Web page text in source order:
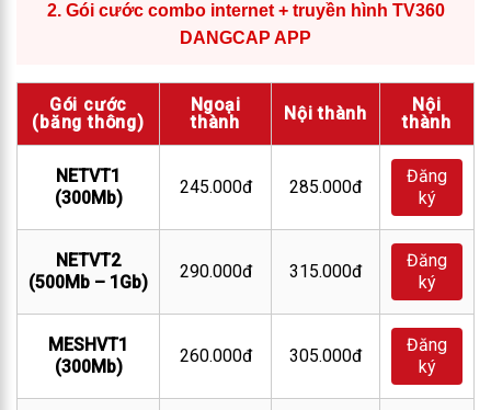
2. Gói cước combo internet + truyền hình TV360
DANGCAP APP
Gói cước
(băng thông)
Ngoại
thành
Nội thành
Nội
thành
NETVT1
(300Mb)
245.000đ 285.000đ
Đăng
ký
NETVT2
(500Mb – 1Gb)
290.000đ 315.000đ
Đăng
ký
MESHVT1
(300Mb)
260.000đ 305.000đ
Đăng
ký